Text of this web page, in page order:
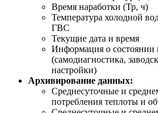
Время наработки (Тр, ч)
Температура холодной
ГВС
Текущие дата и время
Информация о состоянии
(самодиагностика,
настройки)
Архивирование данных:
Среднесуточные и
потребления теплоты и